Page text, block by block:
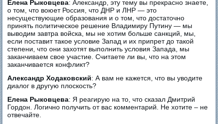
Елена Рыковцева: Александр, эту тему вы прекрасно знаете,
о том, что воюет Россия, что ДНР и ЛНР — это
несуществующие образования и о том, что достаточно
принять политическое решение Владимиру Путину — мы
выводим завтра войска, мы не хотим больше санкций, мы,
если поставит такое условие Запад и их припрет до такой
степени, что они захотят выполнить условия Запада, мы
заканчиваем свое участие. Считаете ли вы, что на этом
заканчивается конфликт?
Александр Ходаковский: А вам не кажется, что вы уводите
диалог в другую плоскость?
Елена Рыковцева: Я реагирую на то, что сказал Дмитрий
Гордон. Логично получить от вас комментарий. Не хотите – не
отвечайте.